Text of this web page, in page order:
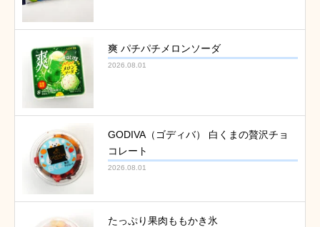
爽 パチパチメロンソーダ
2026.08.01
GODIVA（ゴディバ） 白くまの贅沢チョ
コレート
2026.08.01
たっぷり果肉ももかき氷